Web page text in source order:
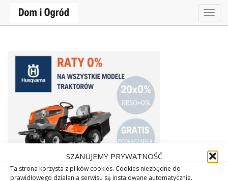
SZANUJEMY PRYWATNOŚĆ
Ta strona korzysta z plików cookies. Cookies niezbędne do
prawidłowego działania serwisu są instalowane automatycznie.